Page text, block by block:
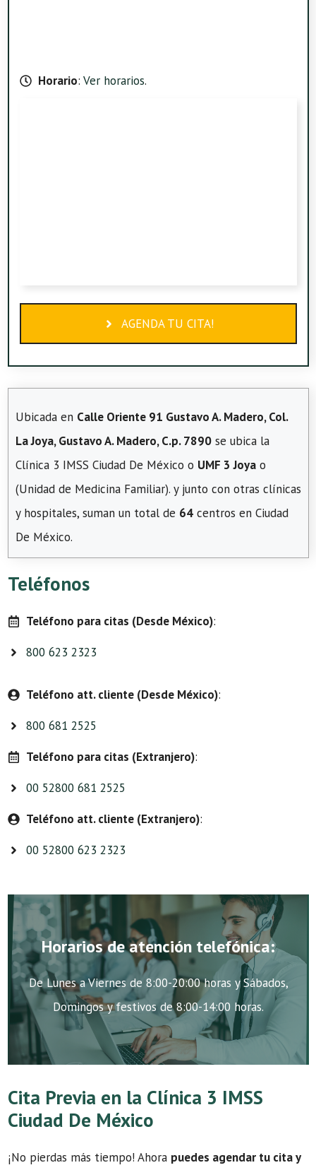
Horario: Ver horarios.
AGENDA TU CITA!
Ubicada en Calle Oriente 91 Gustavo A. Madero, Col.
La Joya, Gustavo A. Madero, C.p. 7890 se ubica la
Clínica 3 IMSS Ciudad De México o UMF 3 Joya o
(Unidad de Medicina Familiar). y junto con otras clínicas
y hospitales, suman un total de 64 centros en Ciudad
De México.
Teléfonos
Teléfono para citas (Desde México):
800 623 2323
Teléfono att. cliente (Desde México):
800 681 2525
Teléfono para citas (Extranjero):
00 52800 681 2525
Teléfono att. cliente (Extranjero):
00 52800 623 2323
Horarios de atención telefónica:
De Lunes a Viernes de 8:00-20:00 horas y Sábados,
Domingos y festivos de 8:00-14:00 horas.
Cita Previa en la Clínica 3 IMSS
Ciudad De México
¡No pierdas más tiempo! Ahora puedes agendar tu cita y